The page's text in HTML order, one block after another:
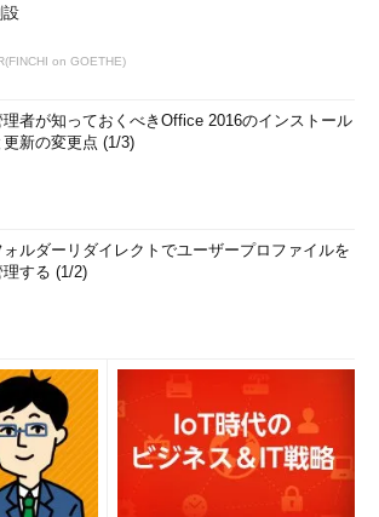
設
on GOETHE)
理者が知っておくべきOffice 2016のインストール
更新の変更点 (1/3)
ォルダーリダイレクトでユーザープロファイルを
理する (1/2)